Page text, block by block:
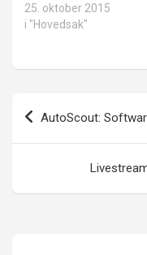
25. oktober 2015
i "Hovedsak"
AutoScout: